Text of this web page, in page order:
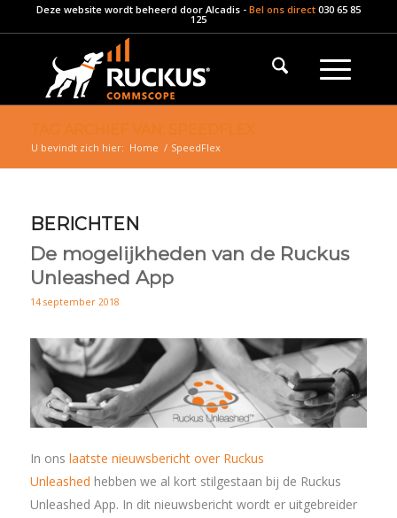
Deze website wordt beheerd door Alcadis- Bel ons direct 030 65 85
125
U bevindt zich hier: Home / SpeedFlex
BERICHTEN
De mogelijkheden van de Ruckus
Unleashed App
14 september 2018
In ons laatste nieuwsbericht over Ruckus
Unleashed hebben we al kort stilgestaan bij de Ruckus
Unleashed App. In dit nieuwsbericht wordt er uitgebreider